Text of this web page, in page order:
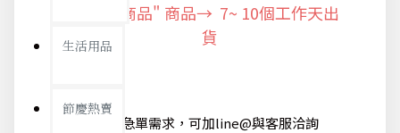
生活用品
節慶熱賣
"預購商品" 商品→ 7~ 10個工作天出
貨
@如有急單需求，可加line@與客服洽詢